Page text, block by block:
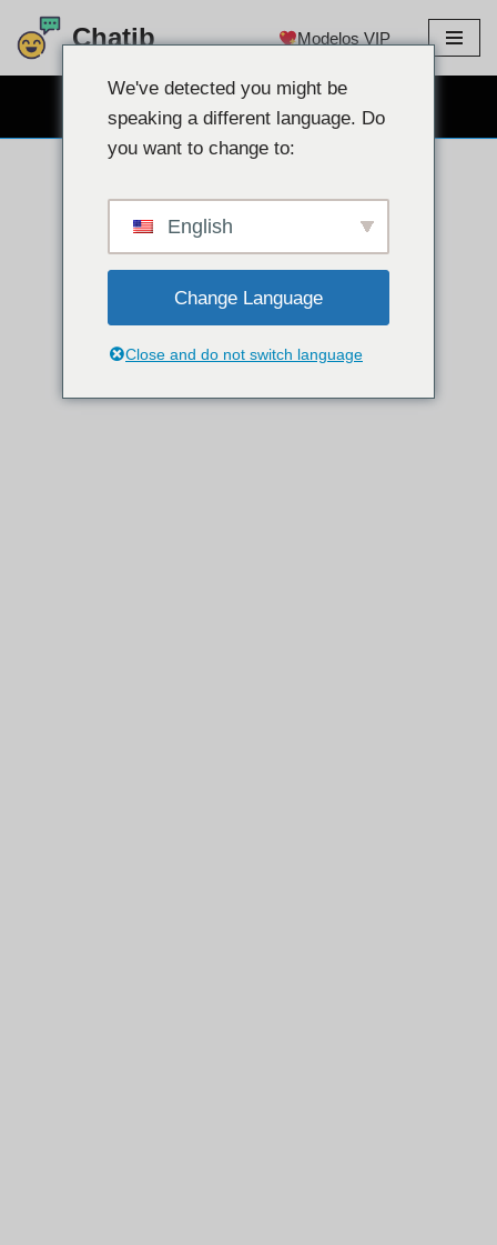
saltar
Chatib Modelos VIP
We've detected you might be
speaking a different language. Do
you want to change to:
English
Change Language
Close and do not switch language